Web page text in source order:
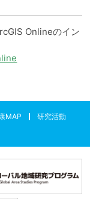
Onlineのイン
MAP
研究活動